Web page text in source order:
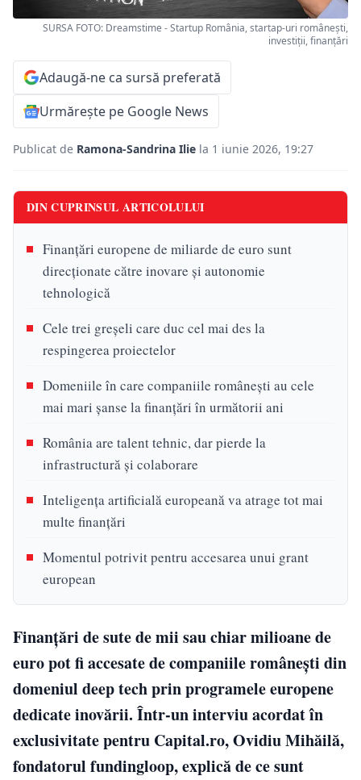
SURSA FOTO: Dreamstime - Startup România, startap-uri românești,
investiții, finanțări
Adaugă-ne ca sursă preferată
Urmărește pe Google News
Publicat de Ramona-Sandrina Ilie la 1 iunie 2026, 19:27
DIN CUPRINSUL ARTICOLULUI
Finanțări europene de miliarde de euro sunt
direcționate către inovare și autonomie
tehnologică
Cele trei greșeli care duc cel mai des la
respingerea proiectelor
Domeniile în care companiile românești au cele
mai mari șanse la finanțări în următorii ani
România are talent tehnic, dar pierde la
infrastructură și colaborare
Inteligența artificială europeană va atrage tot mai
multe finanțări
Momentul potrivit pentru accesarea unui grant
european
Finanțări de sute de mii sau chiar milioane de
euro pot fi accesate de companiile românești din
domeniul deep tech prin programele europene
dedicate inovării. Într-un interviu acordat în
exclusivitate pentru Capital.ro, Ovidiu Mihăilă,
fondatorul fundingloop, explică de ce sunt